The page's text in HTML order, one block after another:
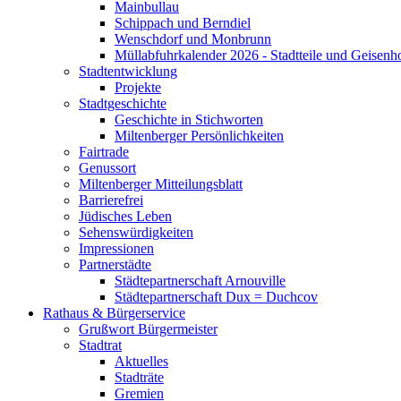
Mainbullau
Schippach und Berndiel
Wenschdorf und Monbrunn
Müllabfuhrkalender 2026 - Stadtteile und
Stadtentwicklung
Projekte
Stadtgeschichte
Geschichte in Stichworten
Miltenberger Persönlichkeiten
Fairtrade
Genussort
Miltenberger Mitteilungsblatt
Barrierefrei
Jüdisches Leben
Sehenswürdigkeiten
Impressionen
Partnerstädte
Städtepartnerschaft Arnouville
Städtepartnerschaft Dux = Duchcov
Rathaus & Bürgerservice
Grußwort Bürgermeister
Stadtrat
Aktuelles
Stadträte
Gremien